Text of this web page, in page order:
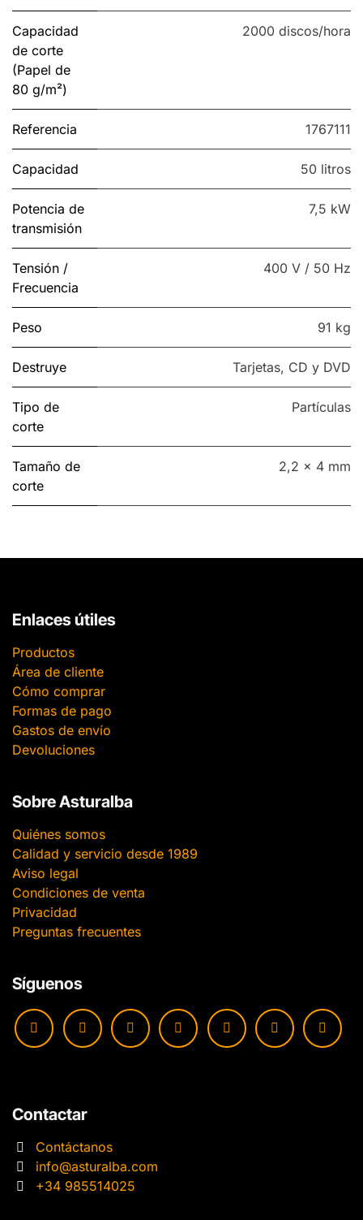
Capacidad
de corte
(Papel de
80 g/m²)
2000 discos/hora
Referencia 1767111
Capacidad 50 litros
Potencia de
transmisión
7,5 kW
Tensión /
Frecuencia
400 V / 50 Hz
Peso 91 kg
Destruye Tarjetas, CD y DVD
Tipo de
corte
Partículas
Tamaño de
corte
2,2 x 4 mm
Enlaces útiles
Productos
Área de cliente
Cómo comprar
Formas de pago
Gastos de envío
Devoluciones
Sobre Asturalba
Quiénes somos
Calidad y servicio desde 1989
Aviso legal
Condiciones de venta
Privacidad
Preguntas frecuentes
Síguenos
Contactar
Contáctanos
info@asturalba.com
+34 985514025